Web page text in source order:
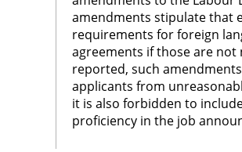
amendments stipulate that
requirements for foreign
agreements if those are not
reported, such
applicants from
it is also forbidden to
proficiency in the job